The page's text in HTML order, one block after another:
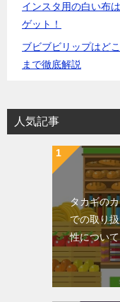
インスタ用の白い布
ゲット！
ブビブビリップはど
まで徹底解説
人気記事
タカギの
での取り
性について